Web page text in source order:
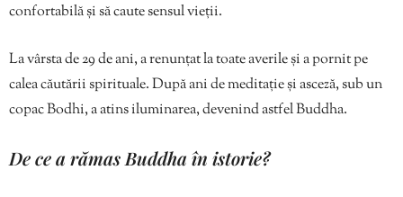
confortabilă și să caute sensul vieții.
La vârsta de 29 de ani, a renunțat la toate averile și a pornit pe
calea căutării spirituale. După ani de meditație și asceză, sub un
copac Bodhi, a atins iluminarea, devenind astfel Buddha.
De ce a rămas Buddha în istorie?